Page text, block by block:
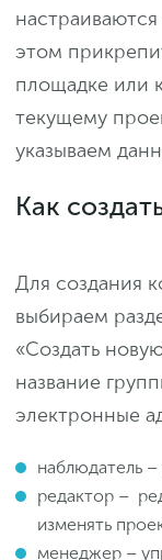
этом
площадке или
текущему
указываем
Как
Для создания
выбираем
«Создать
название
электронные
наблюдатель
редактор –
изменять
менеджер –